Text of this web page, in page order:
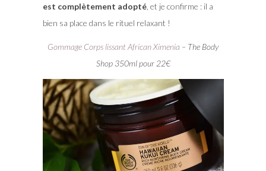
est complètement adopté, et je confirme : il a
bien sa place dans le rituel relaxant !
Gommage Corps lissant African Ximenia – The Body
Shop 350ml pour 22€